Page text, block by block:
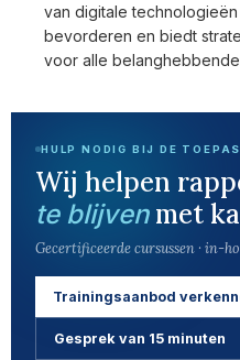
van digitale
bevorderen en biedt
voor alle
HULP NODIG BIJ DE
Wij helpen
te blijvenmet
Gecertificeerde cursussen · in-
Trainingsaanbod
Gesprek van 15 minuten